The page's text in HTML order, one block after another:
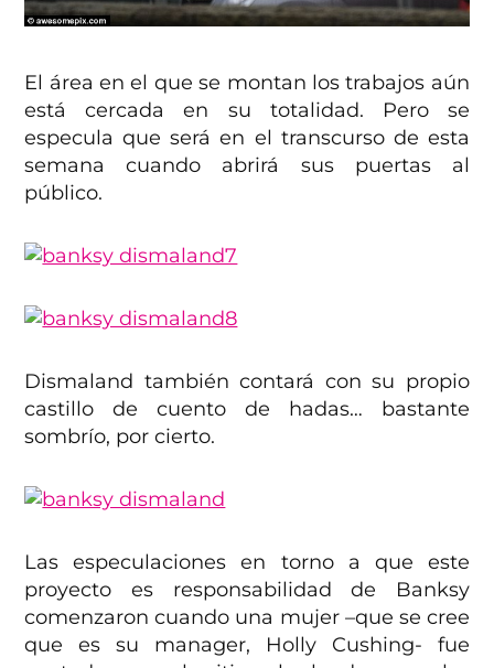
El área en el que se montan los trabajos aún
está cercada en su totalidad. Pero se
especula que será en el transcurso de esta
semana cuando abrirá sus puertas al
público.
Dismaland también contará con su propio
castillo de cuento de hadas… bastante
sombrío, por cierto.
Las especulaciones en torno a que este
proyecto es responsabilidad de Banksy
comenzaron cuando una mujer –que se cree
que es su manager, Holly Cushing- fue